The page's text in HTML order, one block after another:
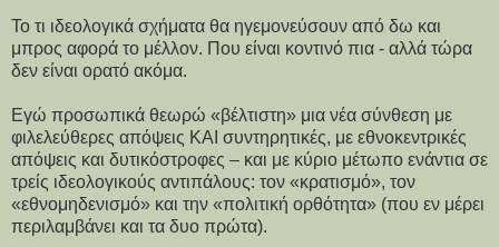
Το τι ιδεολογικά σχήματα θα ηγεμονεύσουν από δω και
μπρος αφορά το μέλλον. Που είναι κοντινό πια - αλλά τώρα
δεν είναι ορατό ακόμα.
Εγώ προσωπικά θεωρώ «βέλτιστη» μια νέα σύνθεση με
φιλελεύθερες απόψεις ΚΑΙ συντηρητικές, με εθνοκεντρικές
απόψεις και δυτικόστροφες – και με κύριο μέτωπο ενάντια σε
τρείς ιδεολογικούς αντιπάλους: τον «κρατισμό», τον
«εθνομηδενισμό» και την «πολιτική ορθότητα» (που εν μέρει
περιλαμβάνει και τα δυο πρώτα).